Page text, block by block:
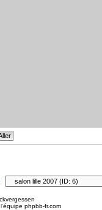
équipe phpbb-fr.com